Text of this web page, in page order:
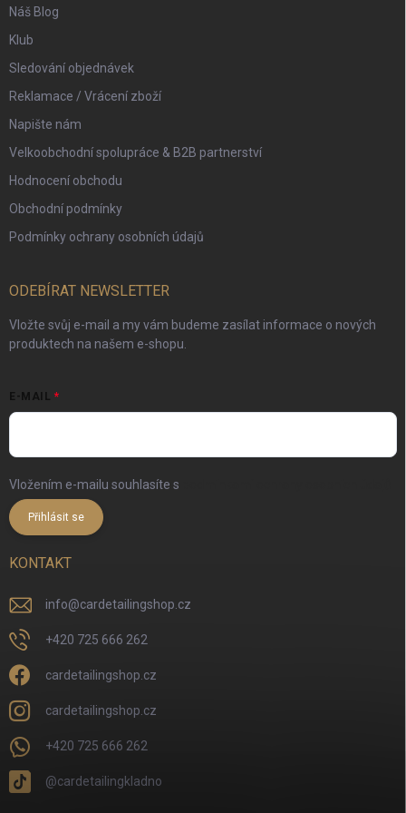
Náš Blog
Klub
Sledování objednávek
Reklamace / Vrácení zboží
Napište nám
Velkoobchodní spolupráce & B2B partnerství
Hodnocení obchodu
Obchodní podmínky
Podmínky ochrany osobních údajů
ODEBÍRAT NEWSLETTER
Vložte svůj e-mail a my vám budeme zasílat informace o nových
produktech na našem e-shopu.
E-MAIL
Vložením e-mailu souhlasíte s
Přihlásit se
KONTAKT
info@cardetailingshop.cz
+420 725 666 262
cardetailingshop.cz
cardetailingshop.cz
+420 725 666 262
@cardetailingkladno